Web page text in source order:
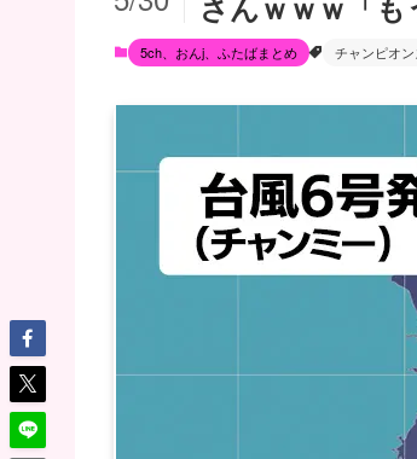
5ch、おんj、ふたばまとめ チャンピオ